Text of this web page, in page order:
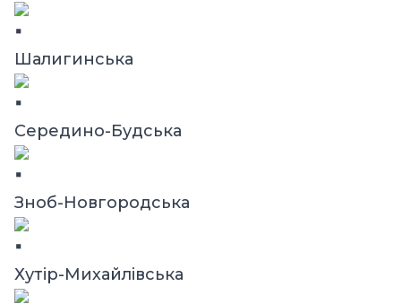
Шалигинська
Середино-Будська
Зноб-Новгородська
Хутір-Михайлівська